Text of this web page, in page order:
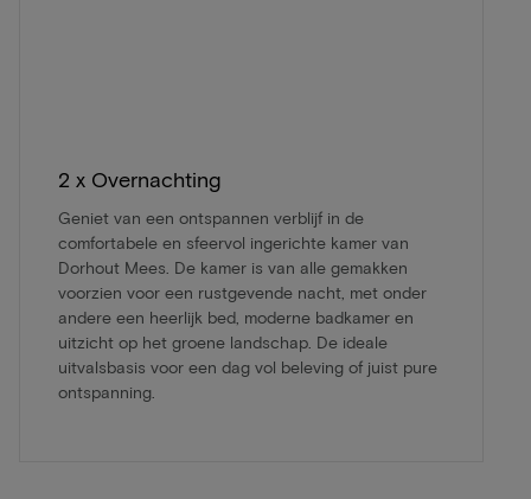
2 x Overnachting
Geniet van een ontspannen verblijf in de
comfortabele en sfeervol ingerichte kamer van
Dorhout Mees. De kamer is van alle gemakken
voorzien voor een rustgevende nacht, met onder
andere een heerlijk bed, moderne badkamer en
uitzicht op het groene landschap. De ideale
uitvalsbasis voor een dag vol beleving of juist pure
ontspanning.